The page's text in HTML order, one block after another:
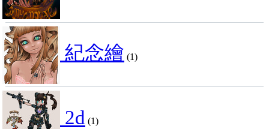
紀念繪 (1)
2d (1)